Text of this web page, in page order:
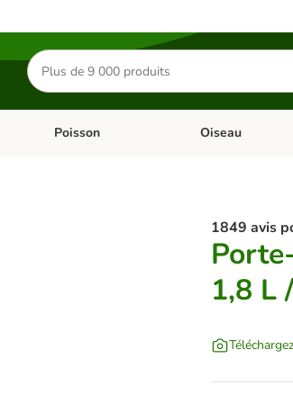
Rechercher
des
produits
Dérouler les catégories: Rongeur & Co
Poisson Dérouler les
Oiseau
1849 avis
1,8 L